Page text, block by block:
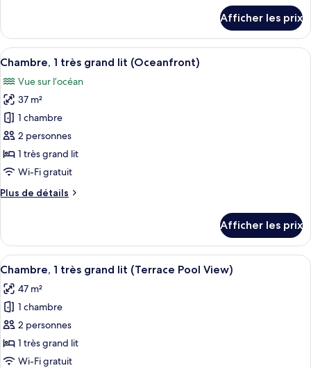
très
grand
lit
et
1
canapé-
lit
(Oceanfront)
Suite
studio,
1
grand
lit
et
canapé-
lit
(Oceanfront)
Afficher les prix
Afficher
toutes
les
photos
pour
ce
type
de
chambre :
Chambre,
grand
lit
(Oceanfront)
Un complexe hôtelier doté d’une
8
Chambre, 1 très grand lit (Oceanfront)
Vue sur l’océan
37 m²
1 chambre
2 personnes
1 très grand lit
Wi-Fi gratuit
Plus de détails
Plus
Chambre,
très
lit
(Oceanfront)
Afficher les prix
Afficher
toutes
les
photos
pour
ce
type
Une chambre d’hôtel moderne
6
Chambre, 1 très grand lit (Terrace Pool View)
47 m²
1 chambre
2 personnes
1 très grand lit
Wi-Fi gratuit